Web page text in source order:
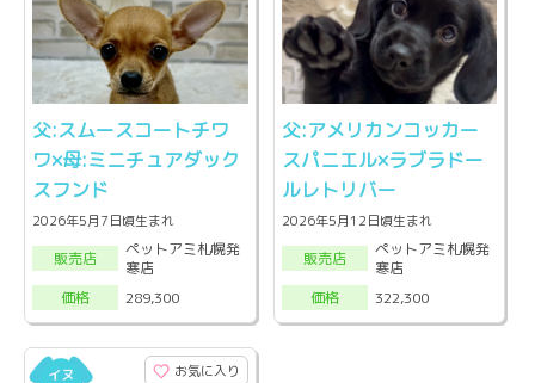
父:スムースコートチワ
ワ×母:ミニチュアダック
スフンド
2026年5月7日頃生まれ
販売店
ペットアミ札幌発
寒店
価格
289,300
父:アメリカンコッカー
スパニエル×ラブラドー
ルレトリバー
2026年5月12日頃生まれ
販売店
ペットアミ札幌発
寒店
価格
322,300
お気に入り